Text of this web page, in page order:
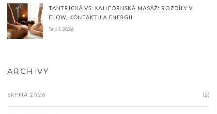
TANTRICKÁ VS. KALIFORNSKÁ MASÁŽ: ROZDÍLY V
FLOW, KONTAKTU A ENERGII
Srp 1 2026
ARCHIVY
SRPNA 2026 (2)